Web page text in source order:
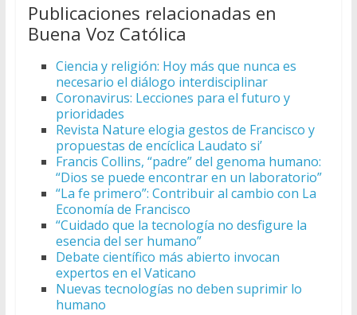
Publicaciones relacionadas en
Buena Voz Católica
Ciencia y religión: Hoy más que nunca es
necesario el diálogo interdisciplinar
Coronavirus: Lecciones para el futuro y
prioridades
Revista Nature elogia gestos de Francisco y
propuestas de encíclica Laudato si’
Francis Collins, “padre” del genoma humano:
“Dios se puede encontrar en un laboratorio”
“La fe primero”: Contribuir al cambio con La
Economía de Francisco
“Cuidado que la tecnología no desfigure la
esencia del ser humano”
Debate científico más abierto invocan
expertos en el Vaticano
Nuevas tecnologías no deben suprimir lo
humano